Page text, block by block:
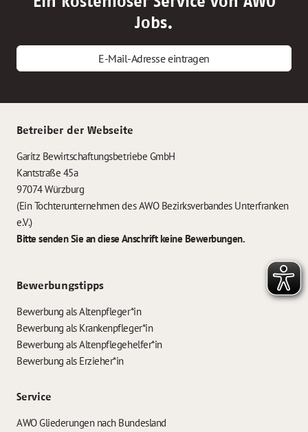
Jobs.
E-Mail-Adresse eintragen
Betreiber der Webseite
Garitz Bewirtschaftungsbetriebe GmbH
Kantstraße 45a
97074 Würzburg
(Ein Tochterunternehmen des AWO Bezirksverbandes Unterfranken
e.V.)
Bitte senden Sie an diese Anschrift keine Bewerbungen.
Bewerbungstipps
Bewerbung als Altenpfleger*in
Bewerbung als Krankenpfleger*in
Bewerbung als Altenpflegehelfer*in
Bewerbung als Erzieher*in
Service
AWO Gliederungen nach Bundesland